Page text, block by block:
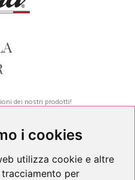
i cookies
utilizza cookie e altre
per
dei nostri prodotti!
NEWSLETTER
DI
PRIMO ACQUISTO.